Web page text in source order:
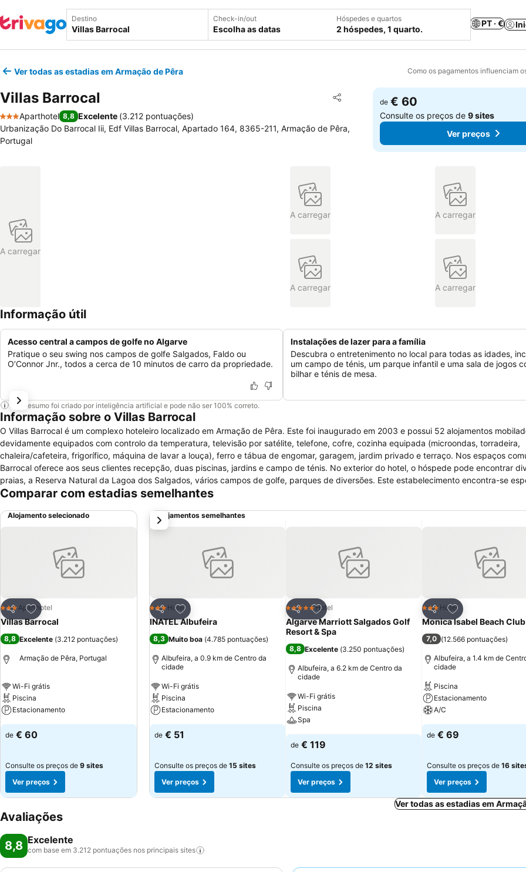
Destino Check-in/out
Escolha as datas
Hóspedes e quartos
2 hóspedes, 1 quarto.
PT · €
Ver todas as estadias em Armação de Pêra Como os pagamentos influenciam
Villas Barrocal Partilhar
Adicionar aos favoritos
3 Estrelas
Aparthotel 8,8 Excelente (3.212 pontuações)
Urbanização Do Barrocal Iii, Edf Villas Barrocal, Apartado 164, 8365-211, Armação de Pêra,
Portugal
de € 60
Consulte os preços de9 sites
Ver preços
A carregar
A carregar A carregar
A carregar A carregar
Informação útil
Acesso central a campos de golfe no Algarve
Pratique o seu swing nos campos de golfe Salgados, Faldo ou
O’Connor Jnr., todos a cerca de 10 minutos de carro da propriedade.
Instalações de lazer para a família
Descubra o entretenimento no local para todas as idades,
um campo de ténis, um parque infantil e uma sala de jogos
bilhar e ténis de mesa.
Este resumo foi criado por inteligência artificial e pode não ser 100% correto.
Informação sobre o Villas Barrocal
O Villas Barrocal é um complexo hoteleiro localizado em Armação de Pêra. Este foi inaugurado em 2003 e possui 52 alojamentos
devidamente equipados com controlo da temperatura, televisão por satélite, telefone, cofre, cozinha equipada (microondas, torradeira,
chaleira/cafeteira, frigorífico, máquina de lavar a louça), ferro e tábua de engomar, garagem, jardim privado e terraço. Nos espaços
Barrocal oferece aos seus clientes recepção, duas piscinas, jardins e campo de ténis. No exterior do hotel, o hóspede pode encontrar
praias, a Reserva Natural da Lagoa dos Salgados, vários campos de golfe, parques de diversões. Este estabelecimento encontra-se
adequado para famílias e grupos que procurem relaxar ou divertir-se. A cidade de Albufeira e Portimão ficam também a uma curta
Comparar com estadias semelhantes
Alojamento selecionado
Partilhar
Adicionar aos favoritos
3 EstrelasAparthotel
Villas Barrocal
8,8 Excelente (3.212 pontuações)
Armação de Pêra, Portugal
Wi-Fi grátis
Piscina
Estacionamento
de € 60
Consulte os preços de 9 sites
Ver preços
Alojamentos semelhantes
Partilhar
Adicionar aos favoritos
3 Estrelas
Hotel
INATEL Albufeira
8,3 Muito boa (4.785 pontuações)
Albufeira, a 0.9 km de Centro da
cidade
Wi-Fi grátis
Piscina
Estacionamento
de € 51
Consulte os preços de 15 sites
Ver preços
Partilhar
Adicionar aos favoritos
5 EstrelasHotel
Algarve Marriott Salgados Golf
Resort & Spa
8,8 Excelente (3.250 pontuações)
Albufeira, a 6.2 km de Centro da
cidade
Wi-Fi grátis
Piscina
Spa
de € 119
Consulte os preços de 12 sites
Ver preços
Partilhar
Adicionar aos
3 Estrelas
Hotel
Monica Isabel Beach Club
7,0 (12.566 pontuações)
Albufeira, a 1.4 km de
cidade
Piscina
Estacionamento
A/C
de € 69
Consulte os preços de 16
Ver preços
próximo
Ver todas as estadias em
Avaliações
8,8 Excelente
com base em 3.212 pontuações nos principais sites